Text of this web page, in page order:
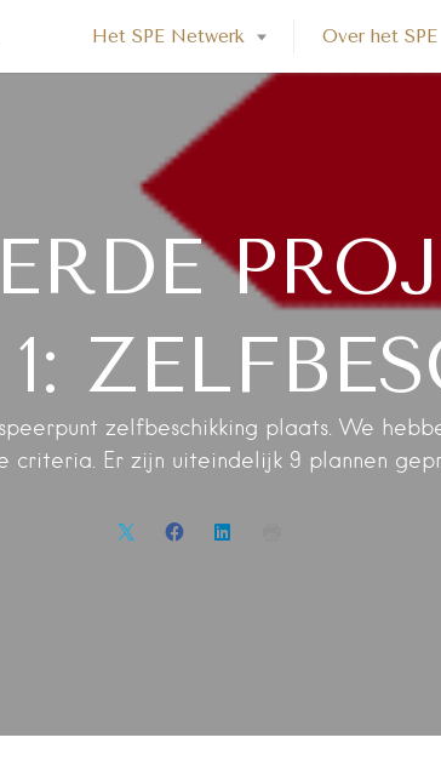
Het SPE Netwerk Over het SPE
1:
zelfbeschikking plaats. We
criteria. Er zijn uiteindelijk 9 plannen